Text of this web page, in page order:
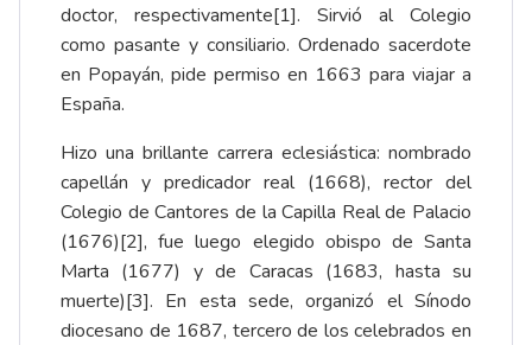
doctor, respectivamente[1]. Sirvió al Colegio
como pasante y consiliario. Ordenado sacerdote
en Popayán, pide permiso en 1663 para viajar a
España.
Hizo una brillante carrera eclesiástica: nombrado
capellán y predicador real (1668), rector del
Colegio de Cantores de la Capilla Real de Palacio
(1676)[2], fue luego elegido obispo de Santa
Marta (1677) y de Caracas (1683, hasta su
muerte)[3]. En esta sede, organizó el Sínodo
diocesano de 1687, tercero de los celebrados en